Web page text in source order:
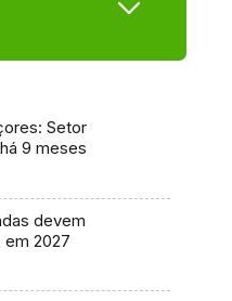
Setor
9 meses
devem
em 2027